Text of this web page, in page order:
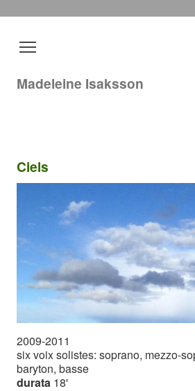
Madeleine Isaksson
Ciels
2009-2011
six voix solistes: soprano, mezzo-
baryton, basse
durata 18'